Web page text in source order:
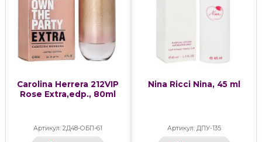
Carolina Herrera 212VIP
Rose Extra,edp., 80ml
Артикул: 2Д48-ОБП-61
Nina Ricci Nina, 45 ml
Артикул: ДПУ-135